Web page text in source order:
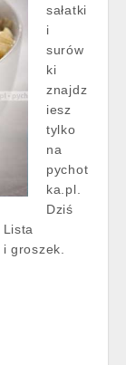
sałatki
i
surów
ki
znajdz
iesz
tylko
na
pychot
ka.pl.
Dziś
groszek.